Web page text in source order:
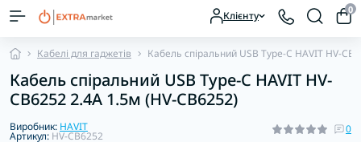
Клієнту 0
Кабелі для гаджетів Кабель спіральний USB Type-C HAVIT HV-
Кабель спіральний USB Type-C HAVIT HV-
CB6252 2.4A 1.5м (HV-CB6252)
Виробник: HAVIT
Артикул: HV-CB6252
0